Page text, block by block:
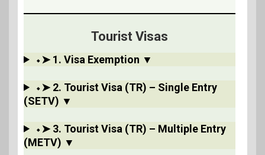
Tourist Visas
⬩➤ 1. Visa Exemption ▼
⬩➤ 2. Tourist Visa (TR) – Single Entry
(SETV) ▼
⬩➤ 3. Tourist Visa (TR) – Multiple Entry
(METV) ▼